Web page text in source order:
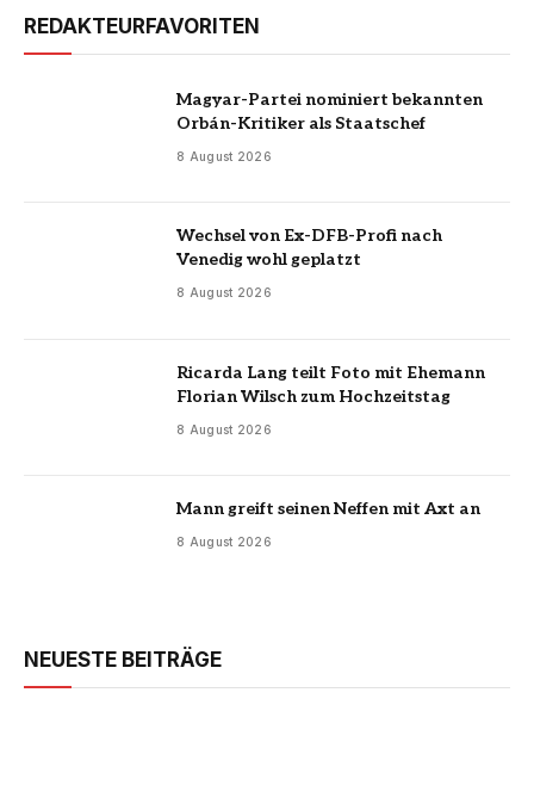
REDAKTEURFAVORITEN
Magyar-Partei nominiert bekannten
Orbán-Kritiker als Staatschef
8 August 2026
Wechsel von Ex-DFB-Profi nach
Venedig wohl geplatzt
8 August 2026
Ricarda Lang teilt Foto mit Ehemann
Florian Wilsch zum Hochzeitstag
8 August 2026
Mann greift seinen Neffen mit Axt an
8 August 2026
NEUESTE BEITRÄGE